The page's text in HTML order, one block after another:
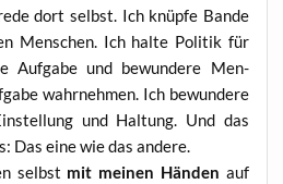
dort selbst. Ich knüp­fe Ban­de
Men­schen. Ich hal­te Poli­tik für
Auf­ga­be und bewun­de­re Men­
wahr­neh­men. Ich bewun­de­re
und Hal­tung. Und das
Das eine wie das andere.
selbst mit mei­nen Hän­den auf